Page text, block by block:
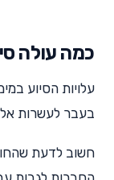
כמה עולה
עלויות הסיוע
בעבר לעשרות
חשוב לדעת